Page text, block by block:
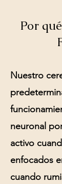
Por
Nuestro
neuronal
activo
enfocados
cuando